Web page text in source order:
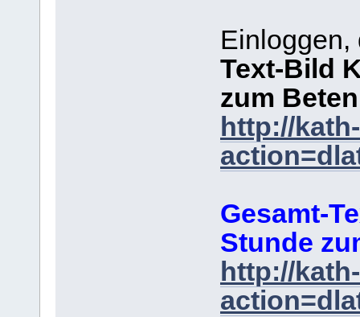
Einloggen,
Text-Bild
zum
http://
Gesamt-
Stunde
http://